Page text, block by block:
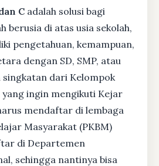
C adalah solusi bagi
berusia di atas usia sekolah,
pengetahuan, kemampuan,
dengan SD, SMP, atau
singkatan dari Kelompok
yang ingin mengikuti Kejar
mendaftar di lembaga
Masyarakat (PKBM)
di Departemen
sehingga nantinya bisa